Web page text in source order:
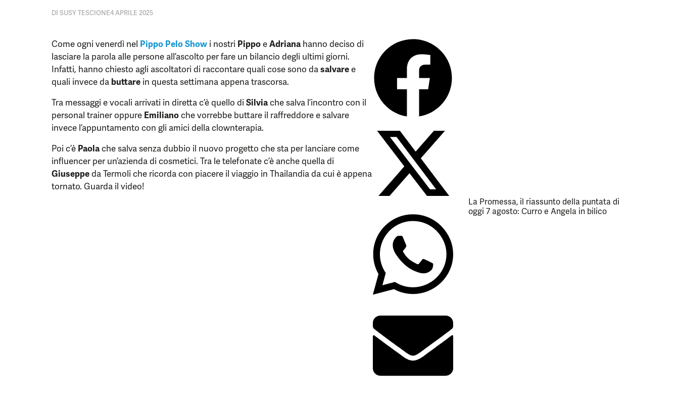
DI SUSY TESCIONE4 APRILE 2025
Come ogni venerdì nel Pippo Pelo Show i nostri PippoeAdrianahanno deciso di
lasciare la parola alle persone all’ascolto per fare un bilancio degli ultimi giorni.
Infatti, hanno chiesto agli ascoltatori di raccontare quali cose sono dasalvaree
quali invece da buttare in questa settimana appena trascorsa.
Tra messaggi e vocali arrivati in diretta c’è quello diSilviache salva l’incontro con il
personal trainer oppure Emilianoche vorrebbe buttare il raffreddore e salvare
invece l’appuntamento con gli amici della clownterapia.
Poi c’è Paolache salva senza dubbio il nuovo progetto che sta per lanciare come
influencer per un’azienda di cosmetici. Tra le telefonate c’è anche quella di
Giuseppeda Termoli che ricorda con piacere il viaggio in Thailandia da cui è appena
tornato. Guarda il video!
La Promessa, il riassunto della puntata di
oggi 7 agosto: Curro e Angela in bilico